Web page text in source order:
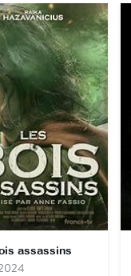
assassins